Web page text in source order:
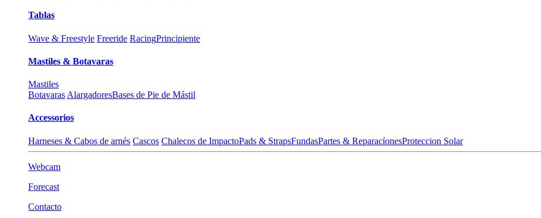
Tablas
Wave & Freestyle Freeride RacingPrincipiente
Mastiles & Botavaras
Mastiles
Botavaras AlargadoresBases de Pie de Mástil
Accessorios
Harneses & Cabos de arnés Cascos Chalecos de ImpactoPads & StrapsFundasPartes & ReparacíonesProteccion Solar
Webcam
Forecast
Contacto